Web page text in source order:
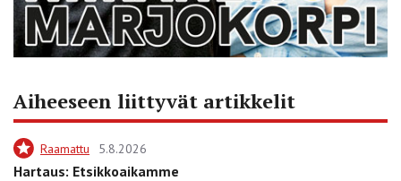
Aiheeseen liittyvät artikkelit
Raamattu 5.8.2026
Hartaus: Etsikkoaikamme